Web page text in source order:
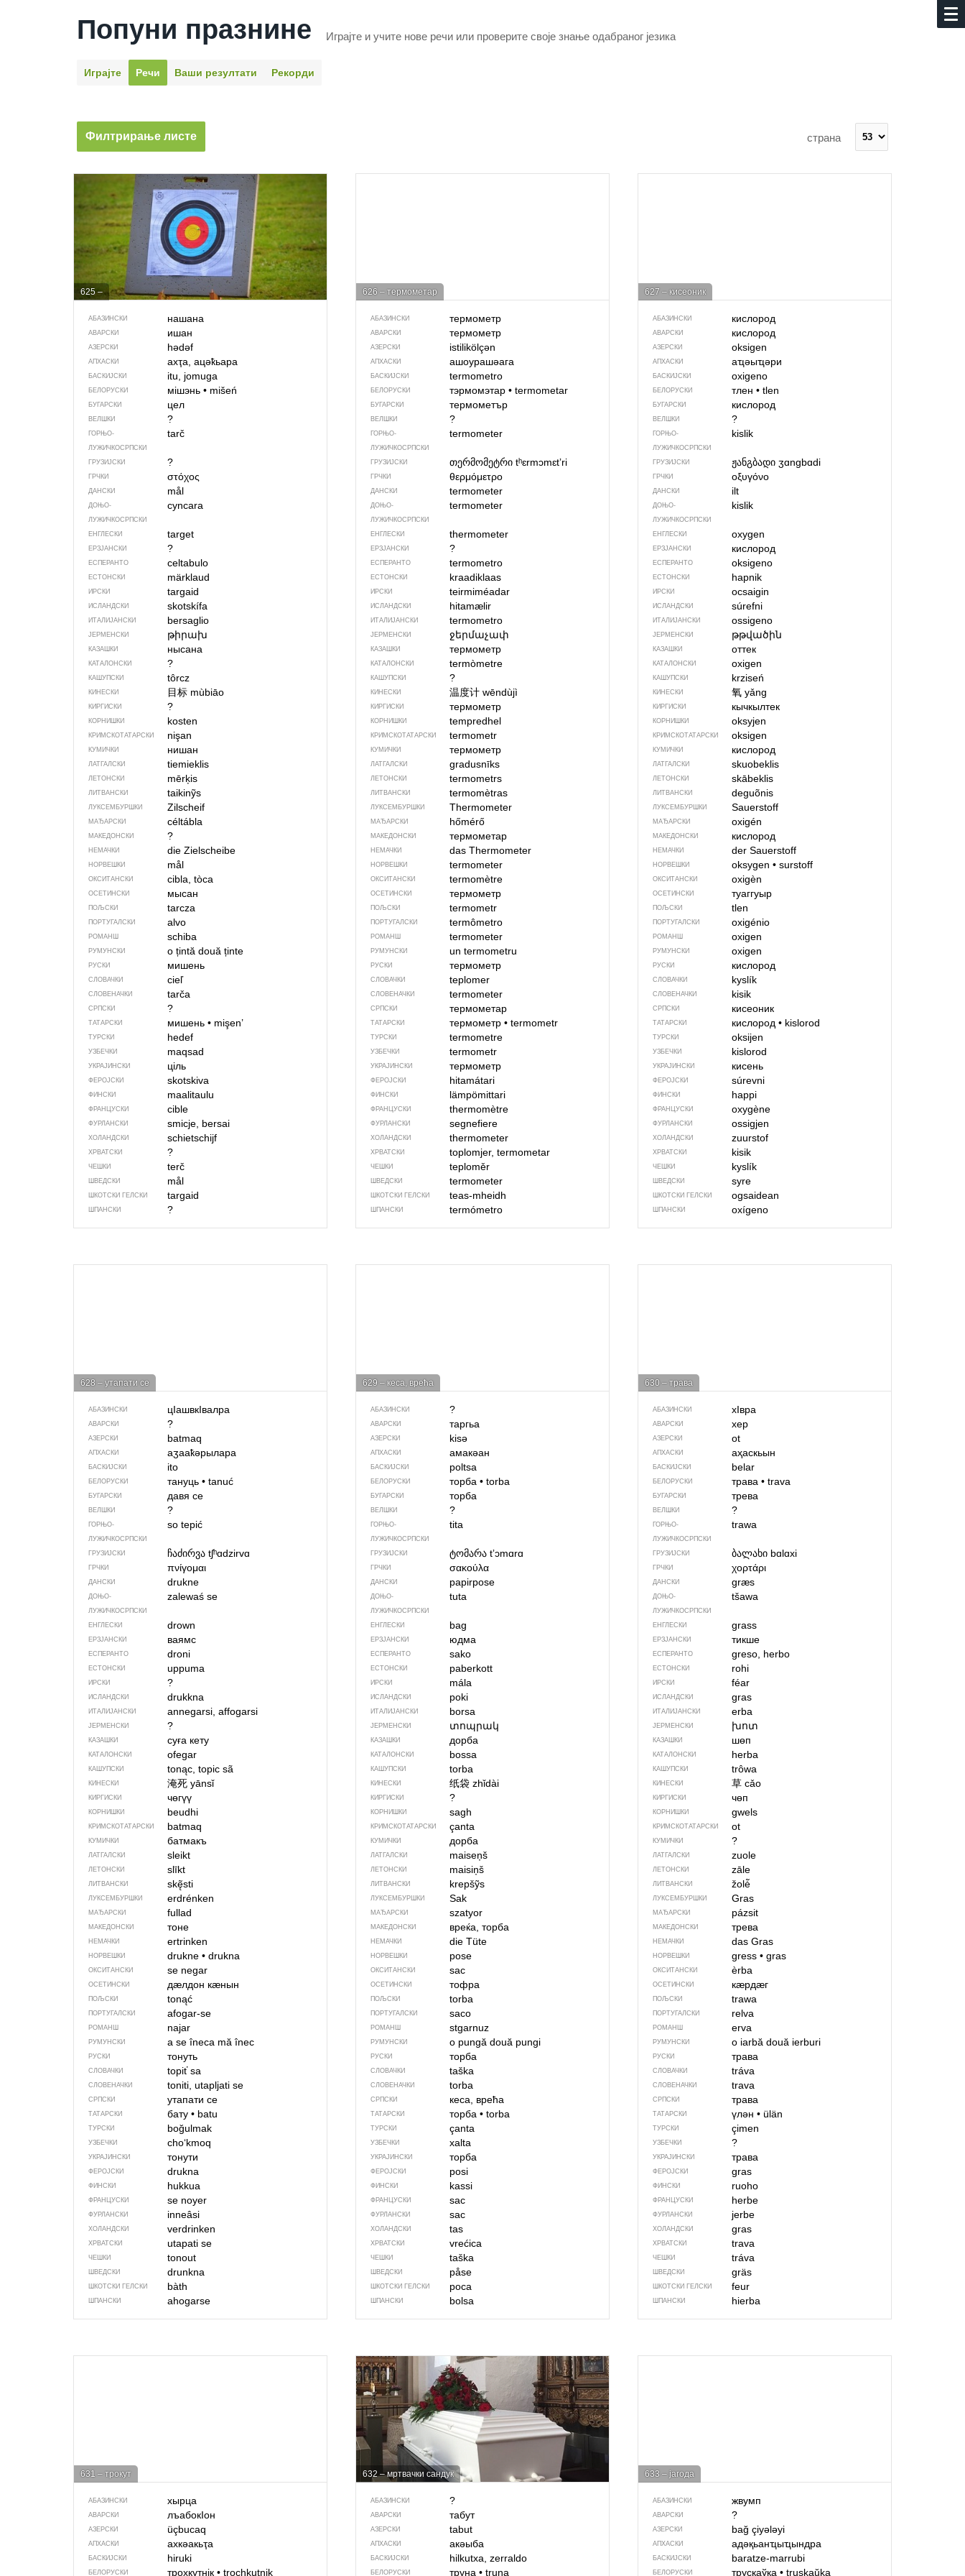
Попуни празнине Играјте и учите нове речи или проверите своје знање одабраног језика
Играјте Речи Ваши резултати Рекорди
Филтрирање листе страна
625 –
АБАЗИНСКИ нашана
АВАРСКИ ишан
АЗЕРСКИ hədəf
АПХАСКИ ахҭа, ацәҟьара
БАСКИЈСКИ itu, jomuga
БЕЛОРУСКИ мішэнь •mišeń
БУГАРСКИ цел
ВЕЛШКИ ?
ГОРЊО­
ЛУЖИЧКОСРПСКИ
tarč
ГРУЗИЈСКИ ?
ГРЧКИ στόχος
ДАНСКИ mål
ДОЊО­
ЛУЖИЧКОСРПСКИ
cyncara
ЕНГЛЕСКИ target
ЕРЗЈАНСКИ ?
ЕСПЕРАНТО celtabulo
ЕСТОНСКИ märklaud
ИРСКИ targaid
ИСЛАНДСКИ skotskífa
ИТАЛИЈАНСКИ bersaglio
ЈЕРМЕНСКИ թիրախ
КАЗАШКИ нысана
КАТАЛОНСКИ ?
КАШУПСКИ tôrcz
КИНЕСКИ 目标 mùbiāo
КИРГИСКИ ?
КОРНИШКИ kosten
КРИМСКОТАТАРСКИ nişan
КУМИЧКИ нишан
ЛАТГАЛСКИ tiemieklis
ЛЕТОНСКИ mērķis
ЛИТВАНСКИ taikinỹs
ЛУКСЕМБУРШКИ Zilscheif
МАЂАРСКИ céltábla
МАКЕДОНСКИ ?
НЕМАЧКИ die Zielscheibe
НОРВЕШКИ mål
ОКСИТАНСКИ cibla, tòca
ОСЕТИНСКИ мысан
ПОЉСКИ tarcza
ПОРТУГАЛСКИ alvo
РОМАНШ schiba
РУМУНСКИ o țintă două ținte
РУСКИ мишень
СЛОВАЧКИ cieľ
СЛОВЕНАЧКИ tarča
СРПСКИ ?
ТАТАРСКИ мишень •mişen’
ТУРСКИ hedef
УЗБЕЧКИ maqsad
УКРАЈИНСКИ ціль
ФЕРОЈСКИ skotskiva
ФИНСКИ maalitaulu
ФРАНЦУСКИ cible
ФУРЛАНСКИ smicje, bersai
ХОЛАНДСКИ schietschijf
ХРВАТСКИ ?
ЧЕШКИ terč
ШВЕДСКИ mål
ШКОТСКИ ГЕЛСКИ targaid
ШПАНСКИ ?
626 – термометар
АБАЗИНСКИ термометр
АВАРСКИ термометр
АЗЕРСКИ istilikölçən
АПХАСКИ ашоурашәага
БАСКИЈСКИ termometro
БЕЛОРУСКИ тэрмомэтар • termometar
БУГАРСКИ термометър
ВЕЛШКИ ?
ГОРЊО­
ЛУЖИЧКОСРПСКИ
termometer
ГРУЗИЈСКИ თერმომეტრი tʰɛrmɔmɛtʼri
ГРЧКИ θερμόμετρο
ДАНСКИ termometer
ДОЊО­
ЛУЖИЧКОСРПСКИ
termometer
ЕНГЛЕСКИ thermometer
ЕРЗЈАНСКИ ?
ЕСПЕРАНТО termometro
ЕСТОНСКИ kraadiklaas
ИРСКИ teirmiméadar
ИСЛАНДСКИ hitamælir
ИТАЛИЈАНСКИ termometro
ЈЕРМЕНСКИ ջերմաչափ
КАЗАШКИ термометр
КАТАЛОНСКИ termòmetre
КАШУПСКИ ?
КИНЕСКИ 温度计 wēndùjì
КИРГИСКИ термометр
КОРНИШКИ tempredhel
КРИМСКОТАТАРСКИ termometr
КУМИЧКИ термометр
ЛАТГАЛСКИ gradusnīks
ЛЕТОНСКИ termometrs
ЛИТВАНСКИ termomètras
ЛУКСЕМБУРШКИ Thermometer
МАЂАРСКИ hőmérő
МАКЕДОНСКИ термометар
НЕМАЧКИ das Thermometer
НОРВЕШКИ termometer
ОКСИТАНСКИ termomètre
ОСЕТИНСКИ термометр
ПОЉСКИ termometr
ПОРТУГАЛСКИ termômetro
РОМАНШ termometer
РУМУНСКИ un termometru
РУСКИ термометр
СЛОВАЧКИ teplomer
СЛОВЕНАЧКИ termometer
СРПСКИ термометар
ТАТАРСКИ термометр • termometr
ТУРСКИ termometre
УЗБЕЧКИ termometr
УКРАЈИНСКИ термометр
ФЕРОЈСКИ hitamátari
ФИНСКИ lämpömittari
ФРАНЦУСКИ thermomètre
ФУРЛАНСКИ segnefiere
ХОЛАНДСКИ thermometer
ХРВАТСКИ toplomjer, termometar
ЧЕШКИ teploměr
ШВЕДСКИ termometer
ШКОТСКИ ГЕЛСКИ teas-mheidh
ШПАНСКИ termómetro
627 – кисеоник
АБАЗИНСКИ кислород
АВАРСКИ кислород
АЗЕРСКИ oksigen
АПХАСКИ аҵәыҵәри
БАСКИЈСКИ oxigeno
БЕЛОРУСКИ тлен• tlen
БУГАРСКИ кислород
ВЕЛШКИ ?
ГОРЊО­
ЛУЖИЧКОСРПСКИ
kislik
ГРУЗИЈСКИ ჟანგბადიʒɑngbɑdi
ГРЧКИ οξυγόνο
ДАНСКИ ilt
ДОЊО­
ЛУЖИЧКОСРПСКИ
kislik
ЕНГЛЕСКИ oxygen
ЕРЗЈАНСКИ кислород
ЕСПЕРАНТО oksigeno
ЕСТОНСКИ hapnik
ИРСКИ ocsaigin
ИСЛАНДСКИ súrefni
ИТАЛИЈАНСКИ ossigeno
ЈЕРМЕНСКИ թթվածին
КАЗАШКИ оттек
КАТАЛОНСКИ oxigen
КАШУПСКИ krziseń
КИНЕСКИ 氧yǎng
КИРГИСКИ кычкылтек
КОРНИШКИ oksyjen
КРИМСКОТАТАРСКИ oksigen
КУМИЧКИ кислород
ЛАТГАЛСКИ skuobeklis
ЛЕТОНСКИ skābeklis
ЛИТВАНСКИ deguõnis
ЛУКСЕМБУРШКИ Sauerstoff
МАЂАРСКИ oxigén
МАКЕДОНСКИ кислород
НЕМАЧКИ der Sauerstoff
НОРВЕШКИ oksygen• surstoff
ОКСИТАНСКИ oxigèn
ОСЕТИНСКИ туаггуыр
ПОЉСКИ tlen
ПОРТУГАЛСКИ oxigénio
РОМАНШ oxigen
РУМУНСКИ oxigen
РУСКИ кислород
СЛОВАЧКИ kyslík
СЛОВЕНАЧКИ kisik
СРПСКИ кисеоник
ТАТАРСКИ кислород• kislorod
ТУРСКИ oksijen
УЗБЕЧКИ kislorod
УКРАЈИНСКИ кисень
ФЕРОЈСКИ súrevni
ФИНСКИ happi
ФРАНЦУСКИ oxygène
ФУРЛАНСКИ ossigjen
ХОЛАНДСКИ zuurstof
ХРВАТСКИ kisik
ЧЕШКИ kyslík
ШВЕДСКИ syre
ШКОТСКИ ГЕЛСКИ ogsaidean
ШПАНСКИ oxígeno
628 – утапати се
АБАЗИНСКИ цIашвкIвалра
АВАРСКИ ?
АЗЕРСКИ batmaq
АПХАСКИ аӡааҟәрылара
БАСКИЈСКИ ito
БЕЛОРУСКИ тануць •tanuć
БУГАРСКИ давя се
ВЕЛШКИ ?
ГОРЊО­
ЛУЖИЧКОСРПСКИ
so tepić
ГРУЗИЈСКИ ჩაძირვა tʃʰɑdzirvɑ
ГРЧКИ πνίγομαι
ДАНСКИ drukne
ДОЊО­
ЛУЖИЧКОСРПСКИ
zalewaś se
ЕНГЛЕСКИ drown
ЕРЗЈАНСКИ ваямс
ЕСПЕРАНТО droni
ЕСТОНСКИ uppuma
ИРСКИ ?
ИСЛАНДСКИ drukkna
ИТАЛИЈАНСКИ annegarsi, affogarsi
ЈЕРМЕНСКИ ?
КАЗАШКИ суға кету
КАТАЛОНСКИ ofegar
КАШУПСКИ tonąc, topic sã
КИНЕСКИ 淹死 yānsǐ
КИРГИСКИ чөгүү
КОРНИШКИ beudhi
КРИМСКОТАТАРСКИ batmaq
КУМИЧКИ батмакъ
ЛАТГАЛСКИ sleikt
ЛЕТОНСКИ slīkt
ЛИТВАНСКИ skę̃sti
ЛУКСЕМБУРШКИ erdrénken
МАЂАРСКИ fullad
МАКЕДОНСКИ тоне
НЕМАЧКИ ertrinken
НОРВЕШКИ drukne •drukna
ОКСИТАНСКИ se negar
ОСЕТИНСКИ дӕлдон кӕнын
ПОЉСКИ tonąć
ПОРТУГАЛСКИ afogar-se
РОМАНШ najar
РУМУНСКИ a se îneca mă înec
РУСКИ тонуть
СЛОВАЧКИ topiť sa
СЛОВЕНАЧКИ toniti, utapljati se
СРПСКИ утапати се
ТАТАРСКИ бату •batu
ТУРСКИ boğulmak
УЗБЕЧКИ cho‘kmoq
УКРАЈИНСКИ тонути
ФЕРОЈСКИ drukna
ФИНСКИ hukkua
ФРАНЦУСКИ se noyer
ФУРЛАНСКИ inneâsi
ХОЛАНДСКИ verdrinken
ХРВАТСКИ utapati se
ЧЕШКИ tonout
ШВЕДСКИ drunkna
ШКОТСКИ ГЕЛСКИ bàth
ШПАНСКИ ahogarse
629 – кеса, врећа
АБАЗИНСКИ ?
АВАРСКИ таргьа
АЗЕРСКИ kisə
АПХАСКИ амакәан
БАСКИЈСКИ poltsa
БЕЛОРУСКИ торба • torba
БУГАРСКИ торба
ВЕЛШКИ ?
ГОРЊО­
ЛУЖИЧКОСРПСКИ
tita
ГРУЗИЈСКИ ტომარა tʼɔmɑrɑ
ГРЧКИ σακούλα
ДАНСКИ papirpose
ДОЊО­
ЛУЖИЧКОСРПСКИ
tuta
ЕНГЛЕСКИ bag
ЕРЗЈАНСКИ юдма
ЕСПЕРАНТО sako
ЕСТОНСКИ paberkott
ИРСКИ mála
ИСЛАНДСКИ poki
ИТАЛИЈАНСКИ borsa
ЈЕРМЕНСКИ տոպրակ
КАЗАШКИ дорба
КАТАЛОНСКИ bossa
КАШУПСКИ torba
КИНЕСКИ 纸袋 zhǐdài
КИРГИСКИ ?
КОРНИШКИ sagh
КРИМСКОТАТАРСКИ çanta
КУМИЧКИ дорба
ЛАТГАЛСКИ maiseņš
ЛЕТОНСКИ maisiņš
ЛИТВАНСКИ krepšỹs
ЛУКСЕМБУРШКИ Sak
МАЂАРСКИ szatyor
МАКЕДОНСКИ вреќа, торба
НЕМАЧКИ die Tüte
НОРВЕШКИ pose
ОКСИТАНСКИ sac
ОСЕТИНСКИ тофра
ПОЉСКИ torba
ПОРТУГАЛСКИ saco
РОМАНШ stgarnuz
РУМУНСКИ o pungă două pungi
РУСКИ торба
СЛОВАЧКИ taška
СЛОВЕНАЧКИ torba
СРПСКИ кеса, врећа
ТАТАРСКИ торба • torba
ТУРСКИ çanta
УЗБЕЧКИ xalta
УКРАЈИНСКИ торба
ФЕРОЈСКИ posi
ФИНСКИ kassi
ФРАНЦУСКИ sac
ФУРЛАНСКИ sac
ХОЛАНДСКИ tas
ХРВАТСКИ vrećica
ЧЕШКИ taška
ШВЕДСКИ påse
ШКОТСКИ ГЕЛСКИ poca
ШПАНСКИ bolsa
630 – трава
АБАЗИНСКИ хIвра
АВАРСКИ хер
АЗЕРСКИ ot
АПХАСКИ аҳаскьын
БАСКИЈСКИ belar
БЕЛОРУСКИ трава• trava
БУГАРСКИ трева
ВЕЛШКИ ?
ГОРЊО­
ЛУЖИЧКОСРПСКИ
trawa
ГРУЗИЈСКИ ბალახი bɑlɑxi
ГРЧКИ χορτάρι
ДАНСКИ græs
ДОЊО­
ЛУЖИЧКОСРПСКИ
tšawa
ЕНГЛЕСКИ grass
ЕРЗЈАНСКИ тикше
ЕСПЕРАНТО greso, herbo
ЕСТОНСКИ rohi
ИРСКИ féar
ИСЛАНДСКИ gras
ИТАЛИЈАНСКИ erba
ЈЕРМЕНСКИ խոտ
КАЗАШКИ шөп
КАТАЛОНСКИ herba
КАШУПСКИ trôwa
КИНЕСКИ 草cǎo
КИРГИСКИ чөп
КОРНИШКИ gwels
КРИМСКОТАТАРСКИ ot
КУМИЧКИ ?
ЛАТГАЛСКИ zuole
ЛЕТОНСКИ zāle
ЛИТВАНСКИ žolė̃
ЛУКСЕМБУРШКИ Gras
МАЂАРСКИ pázsit
МАКЕДОНСКИ трева
НЕМАЧКИ das Gras
НОРВЕШКИ gress• gras
ОКСИТАНСКИ èrba
ОСЕТИНСКИ кӕрдӕг
ПОЉСКИ trawa
ПОРТУГАЛСКИ relva
РОМАНШ erva
РУМУНСКИ o iarbădouă ierburi
РУСКИ трава
СЛОВАЧКИ tráva
СЛОВЕНАЧКИ trava
СРПСКИ трава
ТАТАРСКИ үлән• ülän
ТУРСКИ çimen
УЗБЕЧКИ ?
УКРАЈИНСКИ трава
ФЕРОЈСКИ gras
ФИНСКИ ruoho
ФРАНЦУСКИ herbe
ФУРЛАНСКИ jerbe
ХОЛАНДСКИ gras
ХРВАТСКИ trava
ЧЕШКИ tráva
ШВЕДСКИ gräs
ШКОТСКИ ГЕЛСКИ feur
ШПАНСКИ hierba
631 – трокут
АБАЗИНСКИ хырца
АВАРСКИ лъабокIон
АЗЕРСКИ üçbucaq
АПХАСКИ ахкәакьҭа
БАСКИЈСКИ hiruki
БЕЛОРУСКИ трохкутнік •trochkutnik
632 – мртвачки сандук
АБАЗИНСКИ ?
АВАРСКИ табут
АЗЕРСКИ tabut
АПХАСКИ акәыба
БАСКИЈСКИ hilkutxa, zerraldo
БЕЛОРУСКИ труна • truna
633 – јагода
АБАЗИНСКИ жвумп
АВАРСКИ ?
АЗЕРСКИ bağ çiyələyi
АПХАСКИ адәқьанҵыҵындра
БАСКИЈСКИ baratze-marrubi
БЕЛОРУСКИ трускаўка• truskaŭka